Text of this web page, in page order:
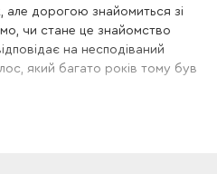
але дорогою знайомиться зі
чи стане це знайомство
на несподіваний
який багато років тому був
не уявляє, хто